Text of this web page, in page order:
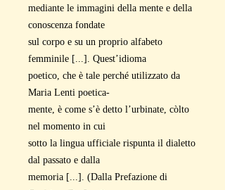
mediante le immagini della mente e della
conoscenza fondate
sul corpo e su un proprio alfabeto
femminile [...]. Quest’idioma
poetico, che è tale perché utilizzato da
Maria Lenti poetica-
mente, è come s’è detto l’urbinate, còlto
nel momento in cui
sotto la lingua ufficiale rispunta il dialetto
dal passato e dalla
memoria [...]. (Dalla Prefazione di